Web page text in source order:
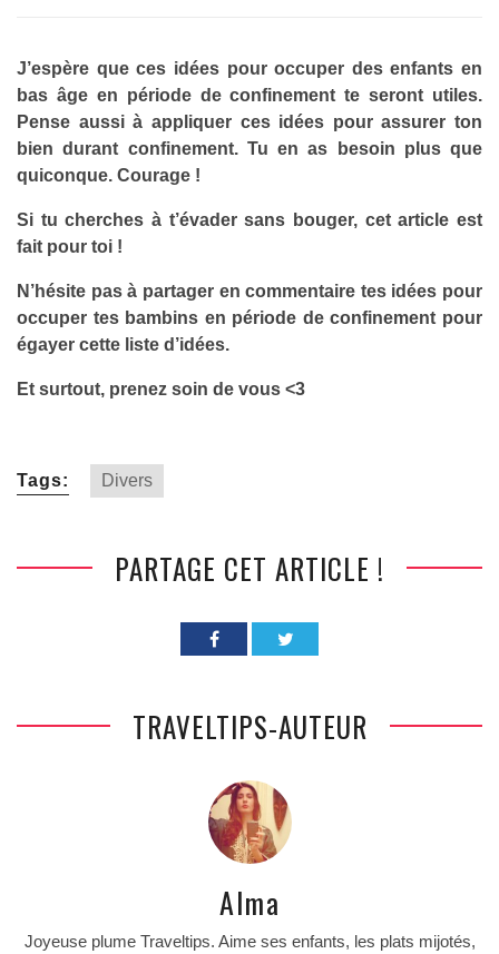
J’espère que ces idées pour occuper des enfants en
bas âge en période de confinement te seront utiles.
Pense aussi à appliquer ces idées pour assurer ton
bien durant confinement.Tu en as besoin plus que
quiconque. Courage !
Si tu cherches à t’évader sans bouger, cetarticle est
fait pour toi !
N’hésite pas à partager en commentaire tes idées pour
occuper tes bambins en période de confinement pour
égayer cette liste d’idées.
Et surtout, prenez soin de vous <3
Tags: Divers
PARTAGE CET ARTICLE !
TRAVELTIPS-AUTEUR
Alma
Joyeuse plume Traveltips. Aime ses enfants, les plats mijotés,